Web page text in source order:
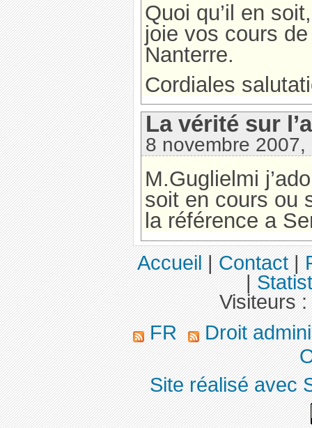
Quoi qu’il en
joie vos cours
Nanterre.
Cordiales
La vérité sur
8 novembre
M.Guglielmi
soit en cours ou
la référence a
Accueil|Contact|
|
Visiteurs :
FR
Droit
Site réalisé avec